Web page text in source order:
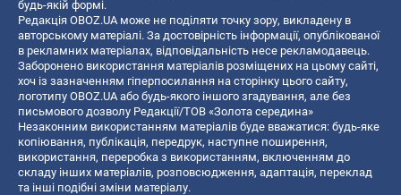
будь-якій формі.
Редакція OBOZ.UA може не поділяти точку зору, викладену в
авторському матеріалі. За достовірність інформації, опублікованої
в рекламних матеріалах, відповідальність несе рекламодавець.
Заборонено використання матеріалів розміщених на цьому сайті,
хоч із зазначенням гіперпосилання на сторінку цього сайту,
логотипу OBOZ.UA або будь-якого іншого згадування, але без
письмового дозволу Редакції/ТОВ «Золота середина»
Незаконним використанням матеріалів буде вважатися: будь-яке
копiювання, публiкацiя, передрук, наступне поширення,
використання, переробка з використанням, включенням до
складу інших матеріалів, розповсюдження, адаптація, переклад
та інші подібні зміни матеріалу.